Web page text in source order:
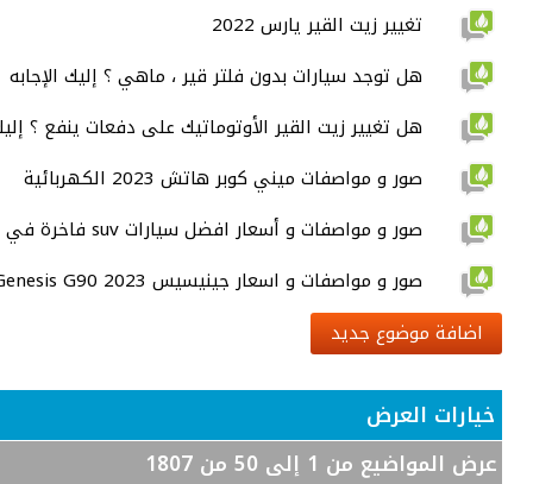
تغيير زيت القير يارس 2022
هل توجد سيارات بدون فلتر قير ، ماهي ؟ إليك الإجابه
هل تغيير زيت القير الأوتوماتيك على دفعات ينفع ؟
صور و مواصفات ميني كوبر هاتش 2023 الكهربائية
صور و مواصفات و أسعار افضل سيارات suv فاخرة في 2022
صور و مواصفات و اسعار جينيسيس Genesis G90 2023
اضافة موضوع جديد
خيارات العرض
عرض المواضيع من 1 إلى 50 من 1807